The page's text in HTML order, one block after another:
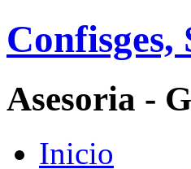
Confisges,
Asesoria -
Inicio